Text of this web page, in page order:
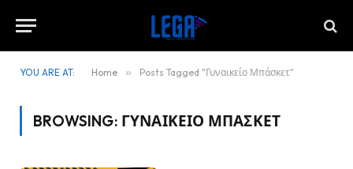
YOU ARE AT: Home » Posts Tagged "Γυναικείο Μπάσκετ"
BROWSING: ΓΥΝΑΙΚΕΊΟ ΜΠΆΣΚΕΤ